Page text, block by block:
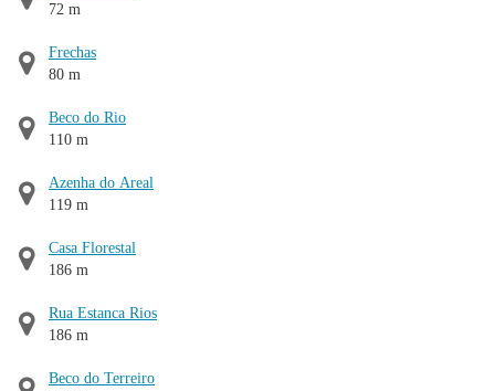
72 m
Frechas
80 m
Beco do Rio
110 m
Azenha do Areal
119 m
Casa Florestal
186 m
Rua Estanca Rios
186 m
Beco do Terreiro